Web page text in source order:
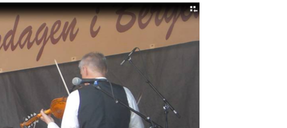
HEIM KONTAKT
STYREOVERSIKT